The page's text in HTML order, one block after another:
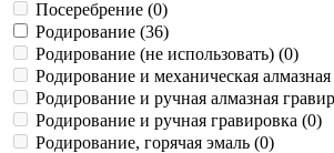
Посеребрение (0)
Родирование (36)
Родирование (не использовать) (0)
Родирование и механическая
Родирование и ручная алмазная
Родирование и ручная гравировка (0)
Родирование, горячая эмаль (0)